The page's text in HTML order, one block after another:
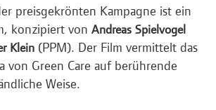
preisgekrönten Kampagne ist ein
konzipiert von Andreas Spielvogel
Klein (PPM). Der Film vermittelt das
von Green Care auf berührende
Weise.